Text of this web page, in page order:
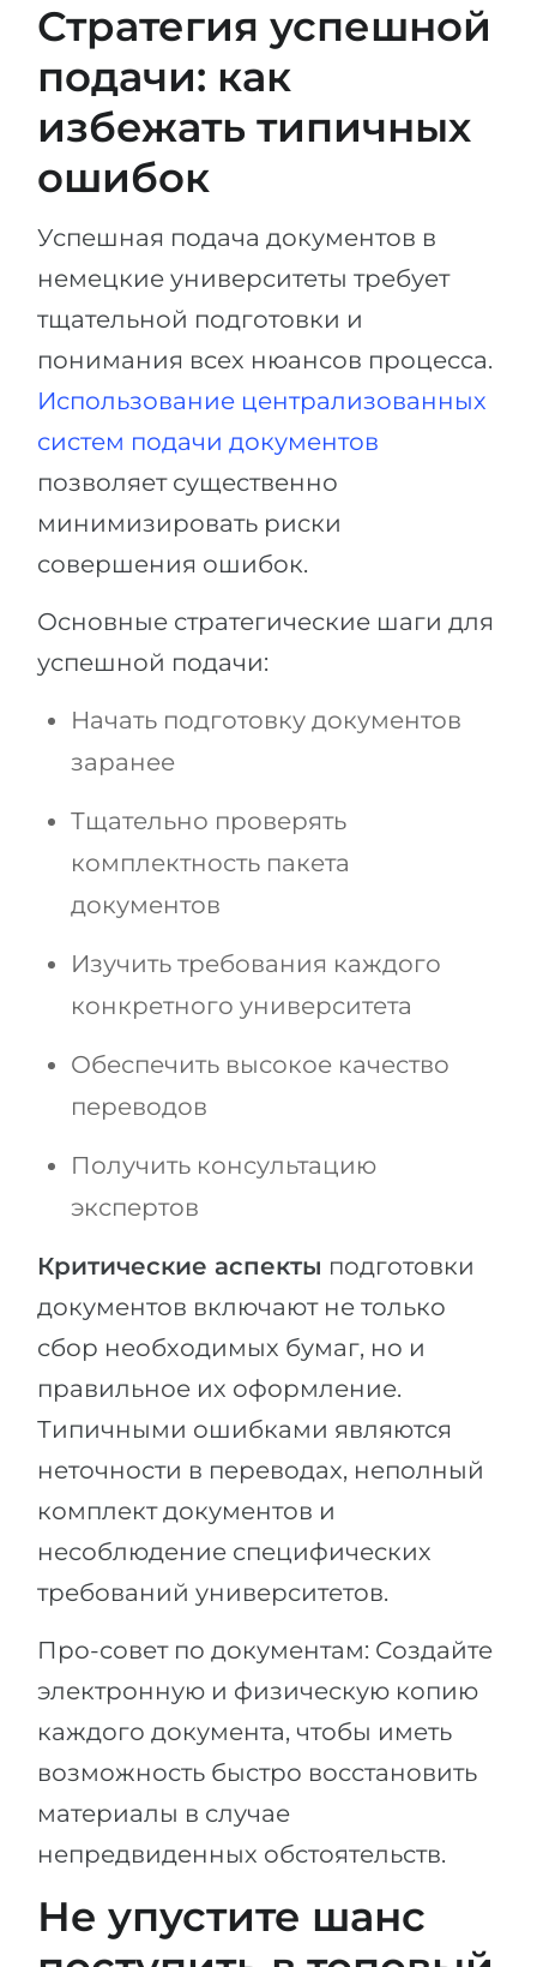
Стратегия успешной
подачи: как
избежать типичных
ошибок
Успешная подача документов в
немецкие университеты требует
тщательной подготовки и
понимания всех нюансов процесса.
Использование централизованных
систем подачи документов
позволяет существенно
минимизировать риски
совершения ошибок.
Основные стратегические шаги для
успешной подачи:
Начать подготовку документов
заранее
Тщательно проверять
комплектность пакета
документов
Изучить требования каждого
конкретного университета
Обеспечить высокое качество
переводов
Получить консультацию
экспертов
Критические аспекты подготовки
документов включают не только
сбор необходимых бумаг, но и
правильное их оформление.
Типичными ошибками являются
неточности в переводах, неполный
комплект документов и
несоблюдение специфических
требований университетов.
Про-совет по документам: Создайте
электронную и физическую копию
каждого документа, чтобы иметь
возможность быстро восстановить
материалы в случае
непредвиденных обстоятельств.
Не упустите шанс